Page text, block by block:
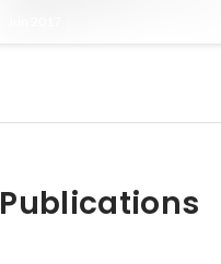
Publications